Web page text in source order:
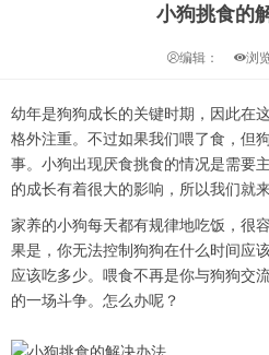
小狗挑食的
编辑： 浏
幼年是狗狗成长的关键时期，因此在
格外注重。不过如果我们喂了食，但
事。小狗出现厌食挑食的情况是需要
的成长有着很大的影响，所以我们就
家养的小狗每天都有规律地吃饭，很
果是，你无法控制狗狗在什么时间应
应该吃多少。喂食不再是你与狗狗交
的一场斗争。怎么办呢？